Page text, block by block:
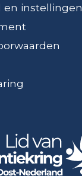
en instellingen